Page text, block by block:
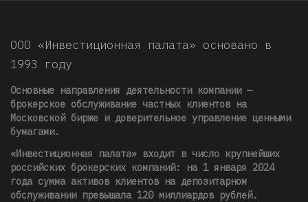
ООО «Инвестиционная палата» основано в
1993 году
Основные направления деятельности компании —
брокерское обслуживание частных клиентов на
Московской бирже и доверительное управление ценными
бумагами.
«Инвестиционная палата» входит в число крупнейших
российских брокерских компаний: на 1 января 2024
года сумма активов клиентов на депозитарном
обслуживании превышала 120 миллиардов рублей.